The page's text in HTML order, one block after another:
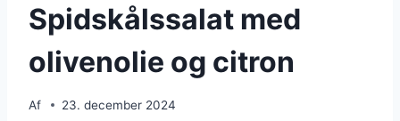
Spidskålssalat med
olivenolie og citron
Af 23. december 2024